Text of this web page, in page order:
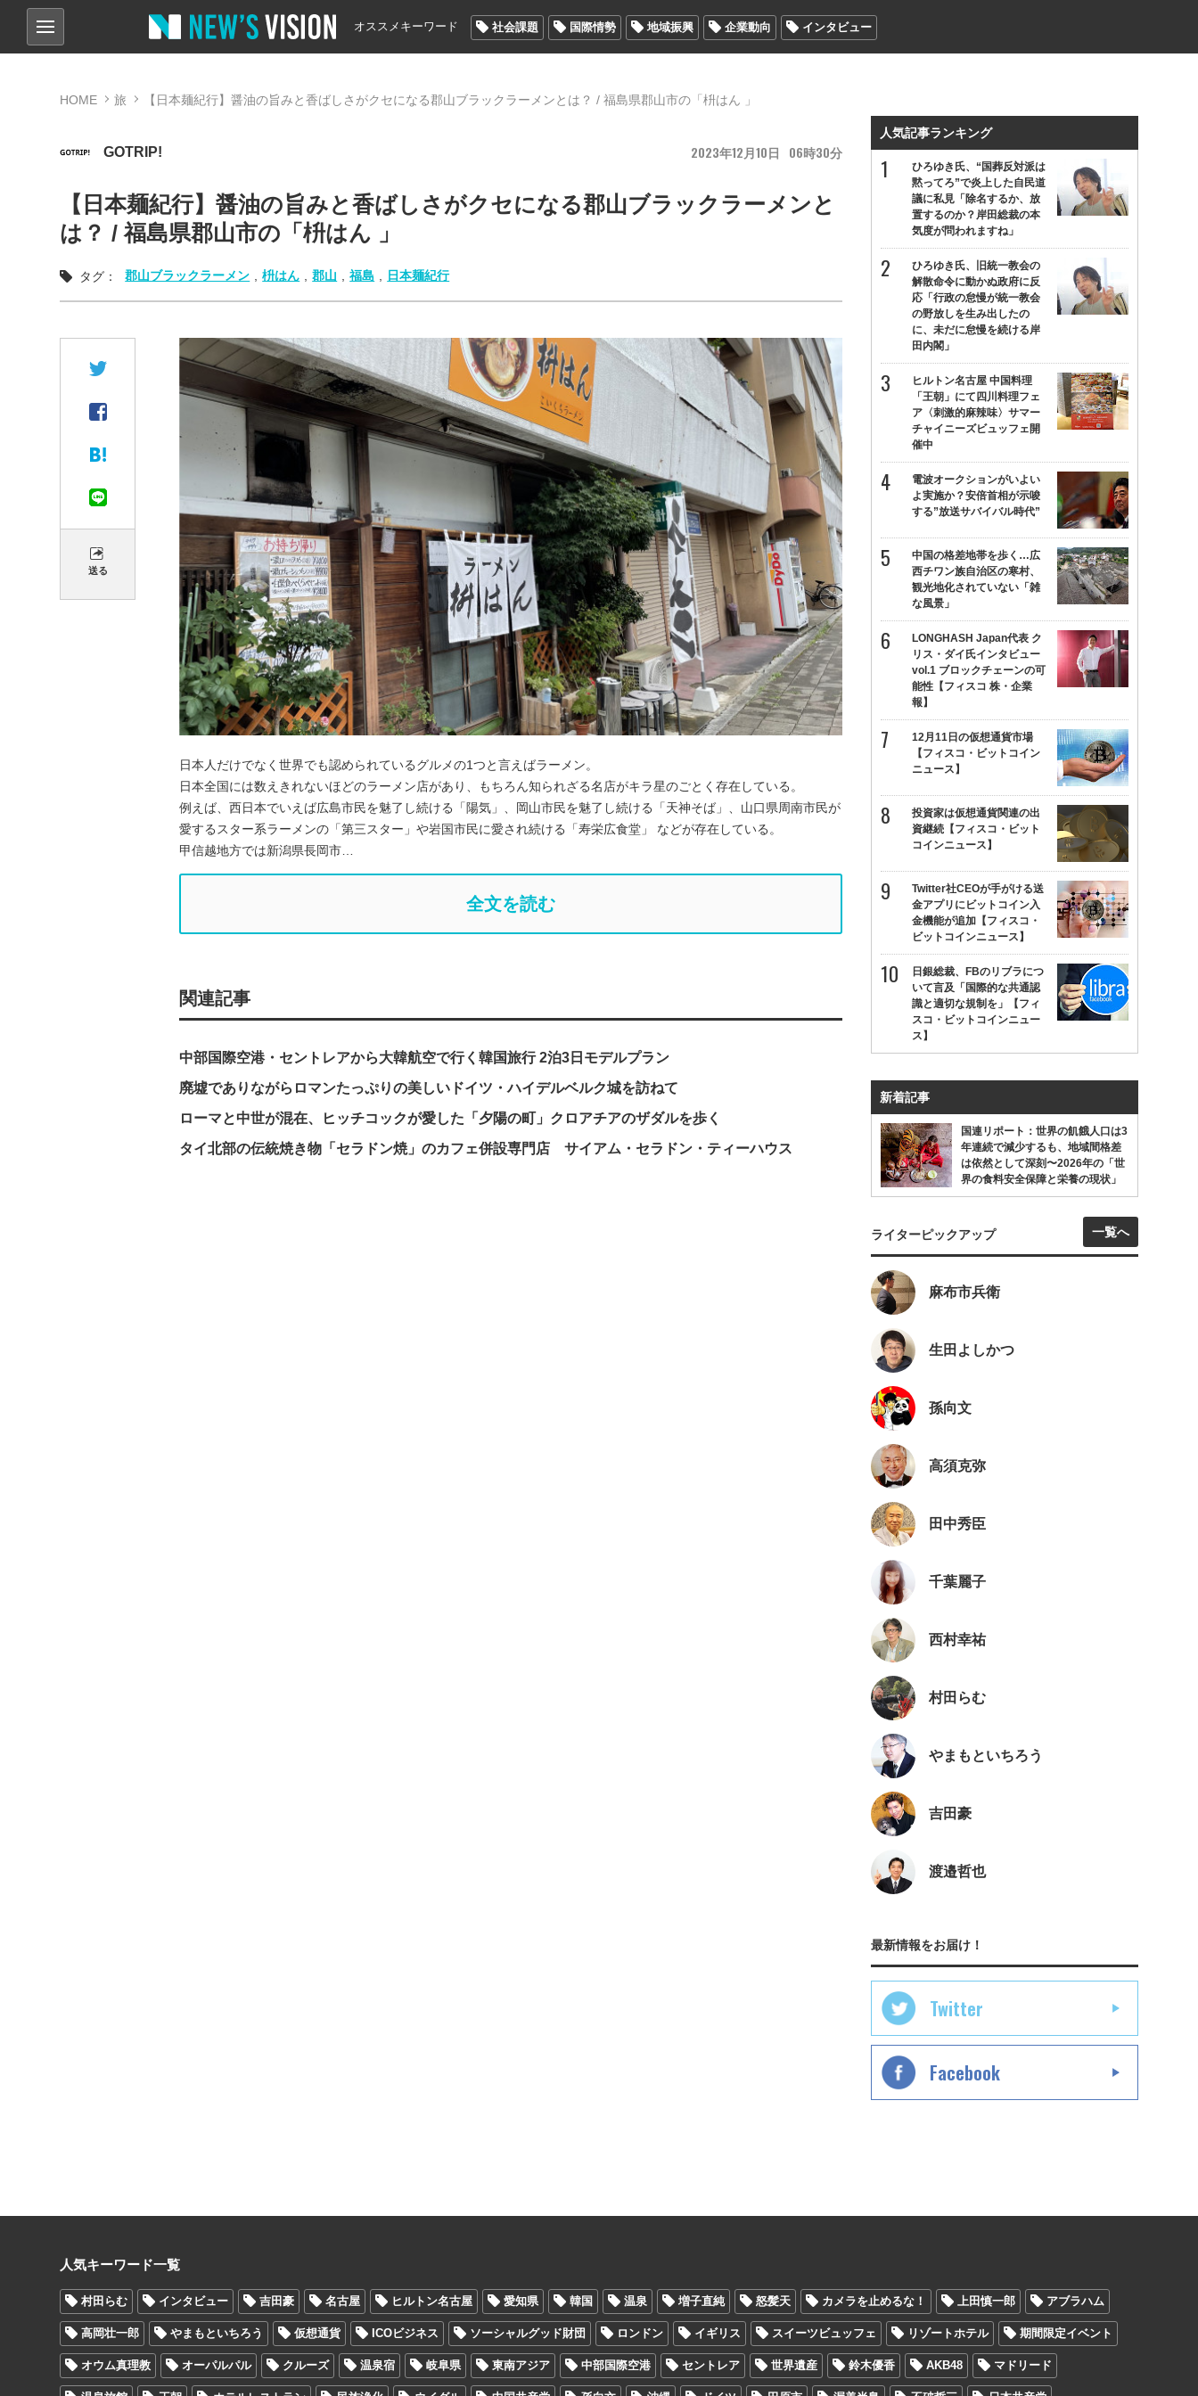
オススメキーワード 社会課題 国際情勢 地域振興 企業動向 インタビュー
HOME 旅 【日本麺紀行】醤油の旨みと香ばしさがクセになる郡山ブラックラーメンとは？ / 福島県郡山市の「枡はん 」
GOTRIP! 2023 12 10 06 30
【日本麺紀行】醤油の旨みと香ばしさがクセになる郡山ブラックラーメンと
は？ / 福島県郡山市の「枡はん 」
タグ： 郡山ブラックラーメン 枡はん 郡山 福島 日本麺紀行
送る
日本人だけでなく世界でも認められているグルメの1つと言えばラーメン。
日本全国には数えきれないほどのラーメン店があり、もちろん知られざる名店がキラ星のごとく存在している。
例えば、西日本でいえば広島市民を魅了し続ける「陽気」、岡山市民を魅了し続ける「天神そば」、山口県周南市民が
愛するスター系ラーメンの「第三スター」や岩国市民に愛され続ける「寿栄広食堂」 などが存在している。
甲信越地方では新潟県長岡市…
全文を読む
関連記事
中部国際空港・セントレアから大韓航空で行く韓国旅行 2泊3日モデルプラン
廃墟でありながらロマンたっぷりの美しいドイツ・ハイデルベルク城を訪ねて
ローマと中世が混在、ヒッチコックが愛した「夕陽の町」クロアチアのザダルを歩く
タイ北部の伝統焼き物「セラドン焼」のカフェ併設専門店 サイアム・セラドン・ティーハウス
人気記事ランキング
ひろゆき氏、“国葬反対派は
黙ってろ”で炎上した自民道
議に私見「除名するか、放
置するのか？岸田総裁の本
気度が問われますね」
ひろゆき氏、旧統一教会の
解散命令に動かぬ政府に反
応「行政の怠慢が統一教会
の野放しを生み出したの
に、未だに怠慢を続ける岸
田内閣」
ヒルトン名古屋 中国料理
「王朝」にて四川料理フェ
ア〈刺激的麻辣味〉サマー
チャイニーズビュッフェ開
催中
電波オークションがいよい
よ実施か？安倍首相が示唆
する”放送サバイバル時代”
中国の格差地帯を歩く…広
西チワン族自治区の寒村、
観光地化されていない「雑
な風景」
LONGHASH Japan代表 ク
リス・ダイ氏インタビュー
vol.1 ブロックチェーンの可
能性【フィスコ 株・企業
報】
12月11日の仮想通貨市場
【フィスコ・ビットコイン
ニュース】
投資家は仮想通貨関連の出
資継続【フィスコ・ビット
コインニュース】
Twitter社CEOが手がける送
金アプリにビットコイン入
金機能が追加【フィスコ・
ビットコインニュース】
日銀総裁、FBのリブラにつ
いて言及「国際的な共通認
識と適切な規制を」【フィ
スコ・ビットコインニュー
ス】
新着記事
国連リポート：世界の飢餓人口は3
年連続で減少するも、地域間格差
は依然として深刻〜2026年の「世
界の食料安全保障と栄養の現状」
ライターピックアップ 一覧へ
麻布市兵衛
生田よしかつ
孫向文
高須克弥
田中秀臣
千葉麗子
西村幸祐
村田らむ
やまもといちろう
吉田豪
渡邉哲也
最新情報をお届け！
Twitter
Facebook
人気キーワード一覧
村田らむ インタビュー 吉田豪 名古屋 ヒルトン名古屋 愛知県 韓国 温泉 増子直純 怒髪天 カメラを止めるな！ 上田慎一郎 アブラハム
高岡壮一郎 やまもといちろう 仮想通貨 ICOビジネス ソーシャルグッド財団 ロンドン イギリス スイーツビュッフェ リゾートホテル 期間限定イベント
オウム真理教 オーパルパル クルーズ 温泉宿 岐阜県 東南アジア 中部国際空港 セントレア 世界遺産 鈴木優香 AKB48 マドリード